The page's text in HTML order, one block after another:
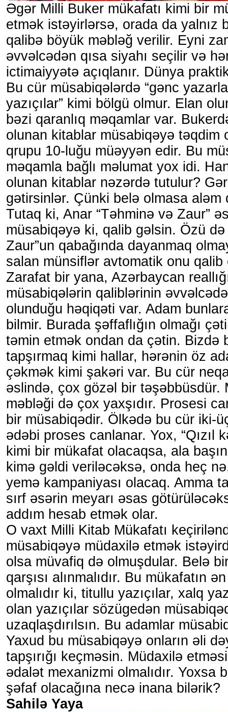
Əgər Milli Buker mükafatı kimi bir
etmək istəyirlərsə, orada da yalnız
qalibə böyük məbləğ verilir. Eyni
əvvəlcədən qısa siyahı seçilir və
ictimaiyyətə açıqlanır. Dünya
Bu cür müsabiqələrdə “gənc
yazıçılar” kimi bölgü olmur. Elan
bəzi qaranlıq məqamlar var.
olunan kitablar müsabiqəyə təqdim
qrupu 10-luğu müəyyən edir. Bu
məqamla bağlı məlumat yox idi.
olunan kitablar nəzərdə tutulur?
gətirsinlər. Çünki belə olmasa aləm
Tutaq ki, Anar “Təhminə və Zaur”
müsabiqəyə ki, qalib gəlsin. Özü də
Zaur”un qabağında dayanmaq
salan münsiflər avtomatik onu qalib
Zarafat bir yana, Azərbaycan
müsabiqələrin qaliblərinin
olunduğu həqiqəti var. Adam
bilmir. Burada şəffaflığın olmağı
təmin etmək ondan da çətin. Bizdə
tapşırmaq kimi hallar, hərənin öz
çəkmək kimi şakəri var. Bu cür
əslində, çox gözəl bir təşəbbüsdür.
məbləği də çox yaxşıdır. Prosesi
bir müsabiqədir. Ölkədə bu cür iki-
ədəbi proses canlanar. Yox, “Qızıl
kimi bir mükafat olacaqsa, ala
kimə gəldi veriləcəksə, onda heç
yemə kampaniyası olacaq. Amma
sırf əsərin meyarı əsas
addım hesab etmək olar.
O vaxt Milli Kitab Mükafatı
müsabiqəyə müdaxilə etmək
olsa müvafiq də olmuşdular. Belə
qarşısı alınmalıdır. Bu mükafatın
olmalıdır ki, titullu yazıçılar, xalq
olan yazıçılar sözügedən
uzaqlaşdırılsın. Bu adamlar
Yaxud bu müsabiqəyə onların əli
tapşırığı keçməsin. Müdaxilə
ədalət mexanizmi olmalıdır. Yoxsa
şəfaf olacağına necə inana bilərik?
Sahilə Yaya